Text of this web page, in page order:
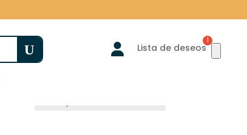
 Lista de deseos